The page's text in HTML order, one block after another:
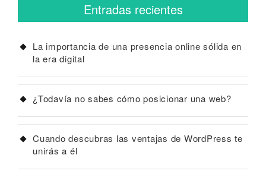
Entradas recientes
La importancia de una presencia online sólida en
la era digital
¿Todavía no sabes cómo posicionar una web?
Cuando descubras las ventajas de WordPress te
unirás a él